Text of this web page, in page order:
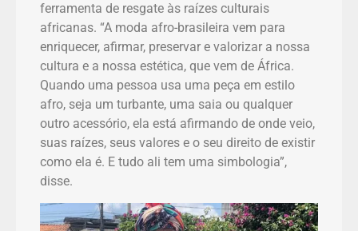
ferramenta de resgate às raízes culturais
africanas. “A moda afro-brasileira vem para
enriquecer, afirmar, preservar e valorizar a nossa
cultura e a nossa estética, que vem de África.
Quando uma pessoa usa uma peça em estilo
afro, seja um turbante, uma saia ou qualquer
outro acessório, ela está afirmando de onde veio,
suas raízes, seus valores e o seu direito de existir
como ela é. E tudo ali tem uma simbologia”,
disse.